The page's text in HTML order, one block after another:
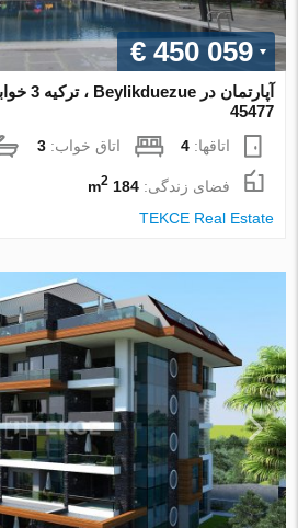
€ 450 059
45477
اتاقها:4 اتاق خواب:3
فضای زندگی:184 m
2
TEKCE Real Estate